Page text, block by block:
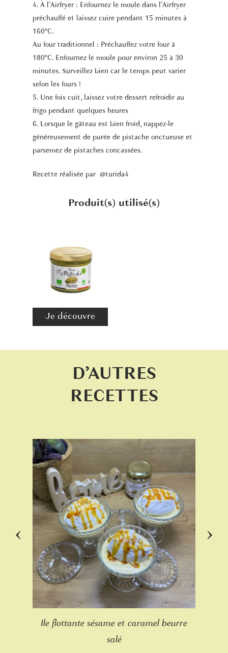
4. À l’Airfryer : Enfournez le moule dans l’Airfryer
préchauffé et laissez cuire pendant 15 minutes à
160°C.
Au four traditionnel : Préchauffez votre four à
180°C. Enfournez le moule pour environ 25 à 30
minutes. Surveillez bien car le temps peut varier
selon les fours !
5. Une fois cuit, laissez votre dessert refroidir au
frigo pendant quelques heures
6. Lorsque le gâteau est bien froid, nappez-le
généreusement de purée de pistache onctueuse et
parsemez de pistaches concassées.
Recette réalisée par @turida4
Produit(s) utilisé(s)
Je découvre
D’AUTRES
RECETTES
Ile flottante sésame et caramel beurre
salé
‹ ›